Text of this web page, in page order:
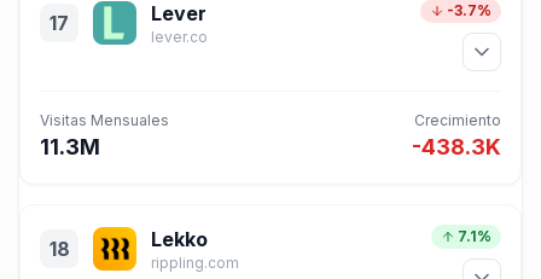
17 Lever
lever.co
-3.7%
Visitas Mensuales
11.3M
Crecimiento
-438.3K
18 Lekko
rippling.com
7.1%